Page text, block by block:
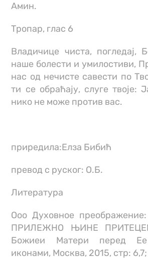
Амин.
Тропар, глас 6
Владичице чиста, погледај,
наше болести и умилостиви,
нас од нечисте савести по
ти се обраћају, слуге твоје:
нико не може против вас.
приредила:Елза Бибић
превод с руског: О.Б.
Литература
Ооо Духовное
ПРИЛЕЖНО ЊИНЕ
Божиеи Матери перед Ее
иконами, Москва, 2015, стр: 6,7;